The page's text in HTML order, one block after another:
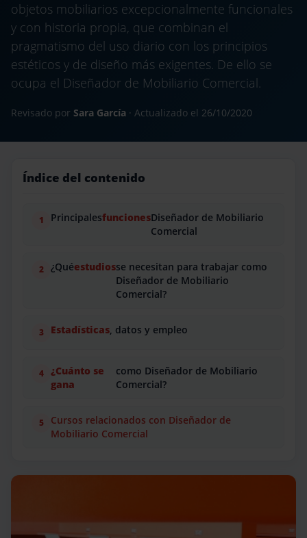
objetos mobiliarios excepcionalmente funcionales
y con historia propia, que combinan el
pragmatismo del uso diario con los principios
estéticos y de diseño más exigentes. De ello se
ocupa el Diseñador de Mobiliario Comercial.
Revisado por Sara García · Actualizado el 26/10/2020
Índice del contenido
PrincipalesfuncionesDiseñador de Mobiliario
Comercial
¿Quéestudiosse necesitan para trabajar como
Diseñador de Mobiliario
Comercial?
Estadísticas, datos y empleo
¿Cuánto se
gana
como Diseñador de Mobiliario
Comercial?
Cursos relacionados con Diseñador de
Mobiliario Comercial